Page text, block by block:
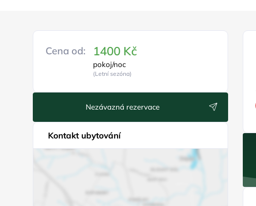
Cena od: 1400 Kč
pokoj/noc
(Letní sezóna)
Nezávazná rezervace
Kontakt ubytování